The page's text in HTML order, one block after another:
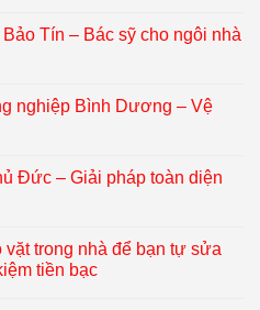
Tín – Bác sỹ cho ngôi nhà
nghiệp Bình Dương – Vệ
Đức – Giải pháp toàn diện
vặt trong nhà để bạn tự sửa
tiền bạc